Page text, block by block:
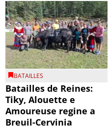
BATAILLES
Batailles de Reines:
Tiky, Alouette e
Amoureuse regine a
Breuil-Cervinia